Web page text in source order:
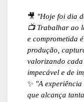
🎥 "Hoje foi dia
📺 Trabalhar ao
e comprometida
produção,
valorizando
impecável e de
✨ "A experiência
que alcança